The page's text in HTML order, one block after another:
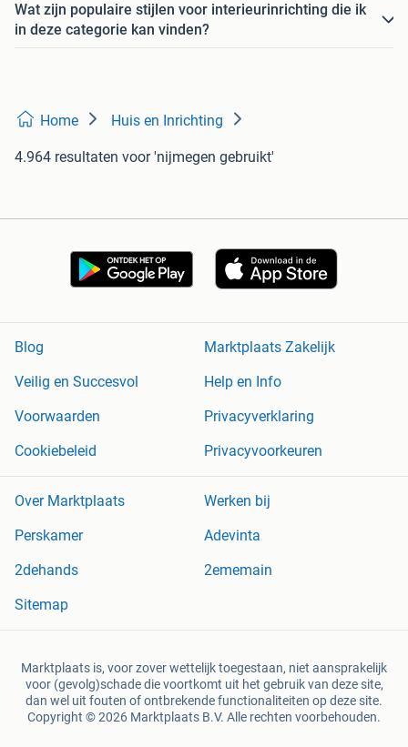
Wat zijn populaire stijlen voor interieurinrichting die ik
in deze categorie kan vinden?
Home Huis en Inrichting
4.964 resultaten voor 'nijmegen gebruikt'
Blog
Marktplaats Zakelijk
Veilig en Succesvol
Help en Info
Voorwaarden
Privacyverklaring
Cookiebeleid
Privacyvoorkeuren
Over Marktplaats
Werken bij
Perskamer
Adevinta
2dehands
2ememain
Sitemap
Marktplaats is, voor zover wettelijk toegestaan, niet aansprakelijk
voor (gevolg)schade die voortkomt uit het gebruik van deze site,
dan wel uit fouten of ontbrekende functionaliteiten op deze site.
Copyright © 2026 Marktplaats B.V. Alle rechten voorbehouden.